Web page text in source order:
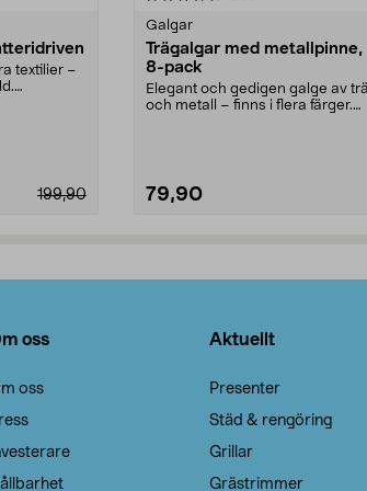
textilier –
199,90
Galgar
Trägalgar med metallpinne,
8-pack
Elegant och gedigen galge av trä
och metall – finns i flera färger.
79,90
oss
oss
Aktuellt
Presenter
Städ & rengöring
Grillar
Grästrimmer